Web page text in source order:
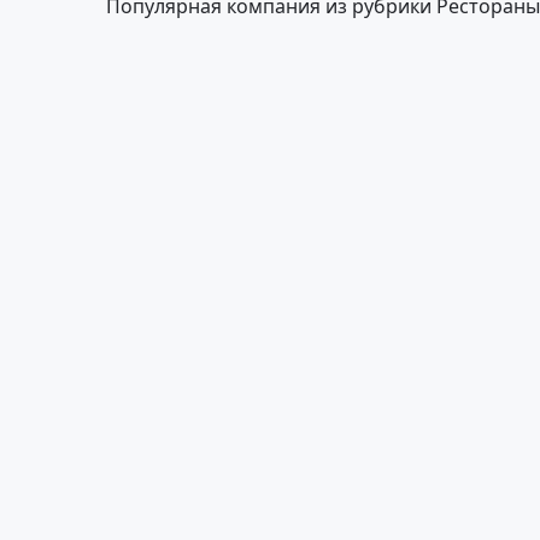
Популярная компания из рубрики